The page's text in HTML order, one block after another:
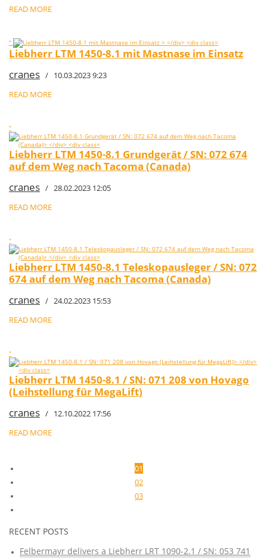
READ MORE
"
Liebherr LTM 1450-8.1 mit Mastnase im Einsatz
cranes / 10.03.2023 9:23
READ MORE
"
Liebherr LTM 1450-8.1 Grundgerät / SN: 072 674
auf dem Weg nach Tacoma (Canada)
cranes / 28.02.2023 12:05
READ MORE
"
Liebherr LTM 1450-8.1 Teleskopausleger / SN: 072
674 auf dem Weg nach Tacoma (Canada)
cranes / 24.02.2023 15:53
READ MORE
"
Liebherr LTM 1450-8.1 / SN: 071 208 von Hovago
(Leihstellung für MegaLift)
cranes / 12.10.2022 17:56
READ MORE
01
02
03
RECENT POSTS
Felbermayr delivers a Liebherr LRT 1090-2.1 / SN: 053 741